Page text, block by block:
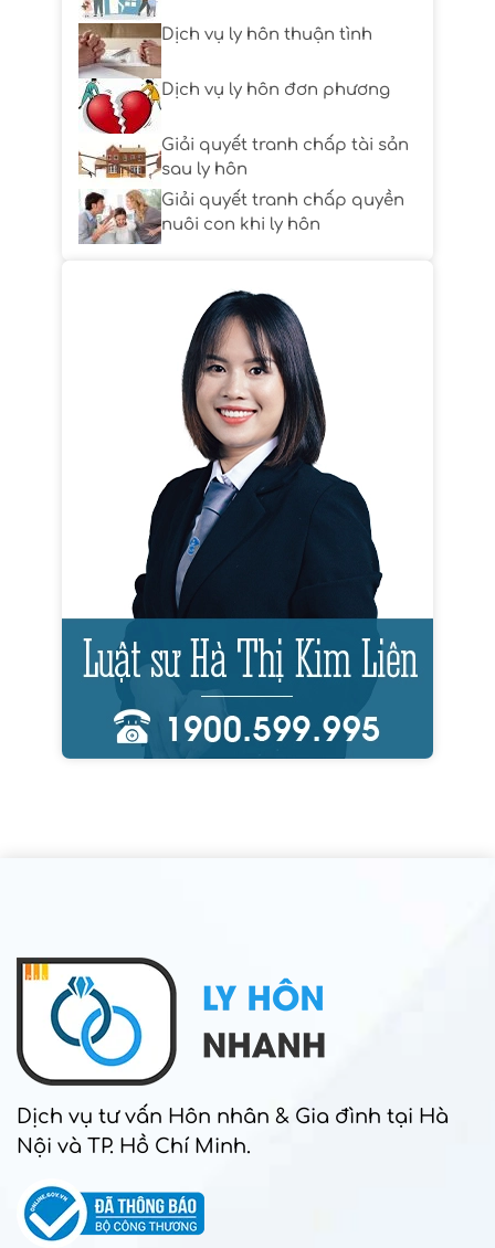
Dịch vụ ly hôn thuận tình
Dịch vụ ly hôn đơn phương
Giải quyết tranh chấp tài sản
sau ly hôn
Giải quyết tranh chấp quyền
nuôi con khi ly hôn
Dịch vụ tư vấn Hôn nhân & Gia đình tại Hà
Nội và TP. Hồ Chí Minh.